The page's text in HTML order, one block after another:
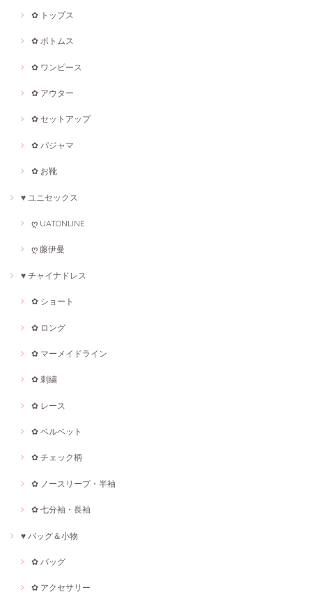
✿ トップス
✿ ボトムス
✿ ワンピース
✿ アウター
✿ セットアップ
✿ パジャマ
✿ お靴
♥ ユニセックス
ღ UATONLINE
ღ 藤伊曼
♥ チャイナドレス
✿ ショート
✿ ロング
✿ マーメイドライン
✿ 刺繍
✿ レース
✿ ベルベット
✿ チェック柄
✿ ノースリープ・半袖
✿ 七分袖・長袖
♥ バッグ＆小物
✿ バッグ
✿ アクセサリー